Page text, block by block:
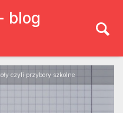
blog
czyli przybory szkolne